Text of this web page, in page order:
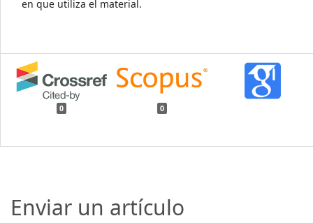
en que utiliza el material.
0 0
Enviar un artículo